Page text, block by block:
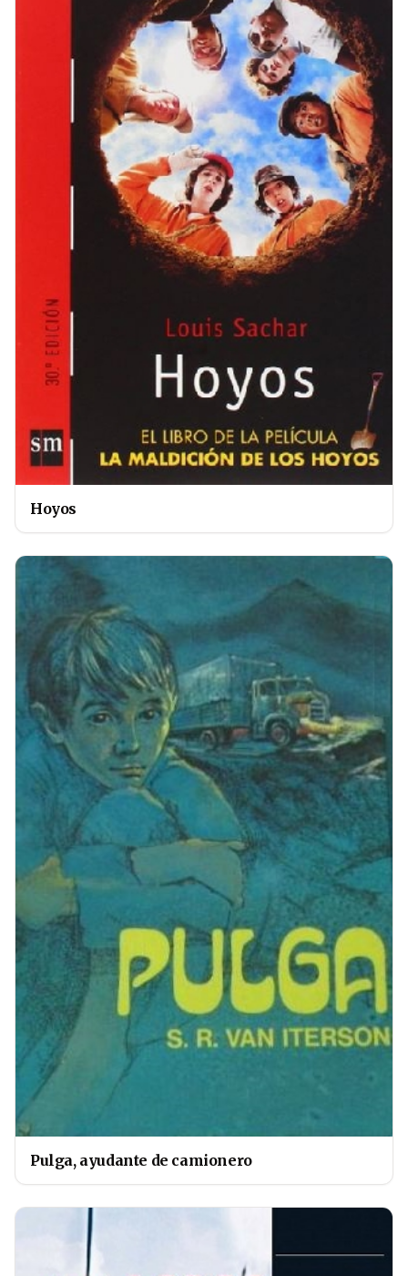
Hoyos
Pulga, ayudante de camionero